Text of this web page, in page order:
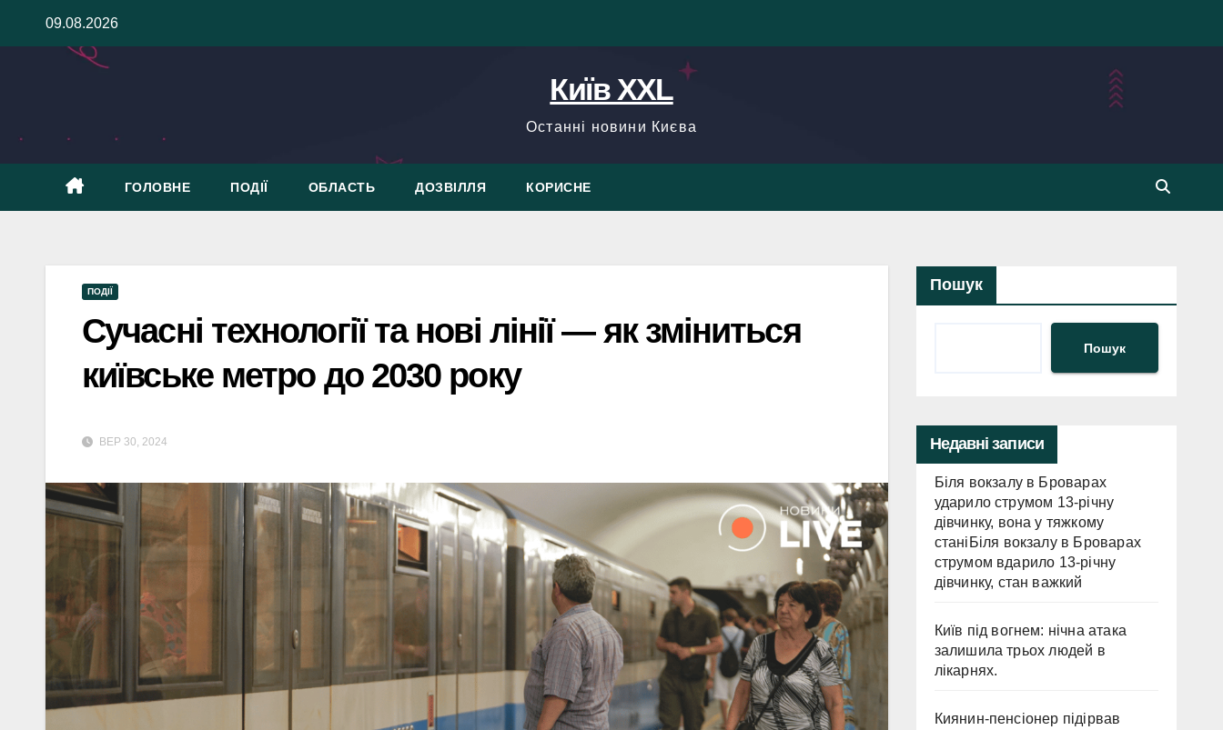
09.08.2026
Київ XXL
Останні новини Києва
ГОЛОВНЕ ПОДІЇ ОБЛАСТЬ ДОЗВІЛЛЯ КОРИСНЕ
ПОДІЇ
Сучасні технології та нові лінії — як зміниться
київське метро до 2030 року
ВЕР 30, 2024
Пошук
Пошук
Недавні записи
Біля вокзалу в Броварах
ударило струмом 13-річну
дівчинку, вона у тяжкому
станіБіля вокзалу в Броварах
струмом вдарило 13-річну
дівчинку, стан важкий
Київ під вогнем: нічна атака
залишила трьох людей в
лікарнях.
Киянин-пенсіонер підірвав